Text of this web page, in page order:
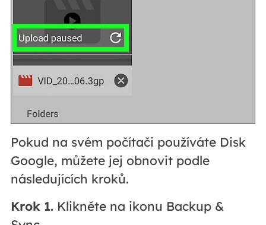
Pokud na svém počítači používáte Disk
Google, můžete jej obnovit podle
následujících kroků.
Krok 1.Klikněte na ikonu Backup &